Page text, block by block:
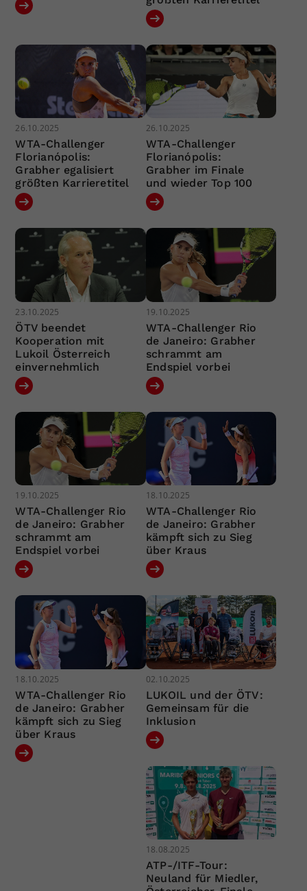
26.10.2025
WTA-Challenger
Florianópolis:
Grabher egalisiert
größten Karrieretitel
26.10.2025
WTA-Challenger
Florianópolis:
Grabher im Finale
und wieder Top 100
23.10.2025
ÖTV beendet
Kooperation mit
Lukoil Österreich
einvernehmlich
19.10.2025
WTA-Challenger Rio
de Janeiro: Grabher
schrammt am
Endspiel vorbei
19.10.2025
WTA-Challenger Rio
de Janeiro: Grabher
schrammt am
Endspiel vorbei
18.10.2025
WTA-Challenger Rio
de Janeiro: Grabher
kämpft sich zu Sieg
über Kraus
18.10.2025
WTA-Challenger Rio
de Janeiro: Grabher
kämpft sich zu Sieg
über Kraus
02.10.2025
LUKOIL und der ÖTV:
Gemeinsam für die
Inklusion
18.08.2025
ATP-/ITF-Tour:
Neuland für Miedler,